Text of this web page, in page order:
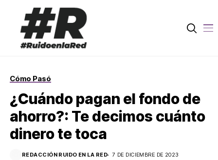
Cómo Pasó
¿Cuándo pagan el fondo de
ahorro?: Te decimos cuánto
dinero te toca
REDACCIÓN RUIDO EN LA RED
7 DE DICIEMBRE DE 2023